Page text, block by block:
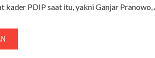
kader PDIP saat itu, yakni Ganjar